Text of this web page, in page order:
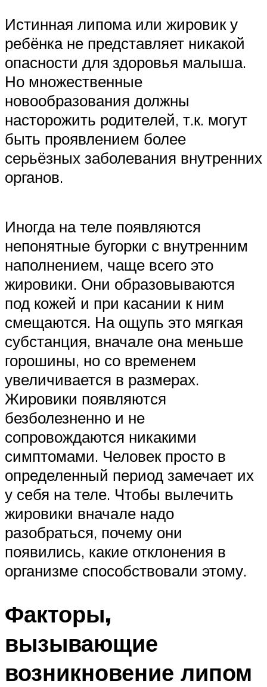
Истинная липома или жировик у
ребёнка не представляет никакой
опасности для здоровья малыша.
Но множественные
новообразования должны
насторожить родителей, т.к. могут
быть проявлением более
серьёзных заболевания внутренних
органов.
Иногда на теле появляются
непонятные бугорки с внутренним
наполнением, чаще всего это
жировики. Они образовываются
под кожей и при касании к ним
смещаются. На ощупь это мягкая
субстанция, вначале она меньше
горошины, но со временем
увеличивается в размерах.
Жировики появляются
безболезненно и не
сопровождаются никакими
симптомами. Человек просто в
определенный период замечает их
у себя на теле. Чтобы вылечить
жировики вначале надо
разобраться, почему они
появились, какие отклонения в
организме способствовали этому.
Факторы,
вызывающие
возникновение липом